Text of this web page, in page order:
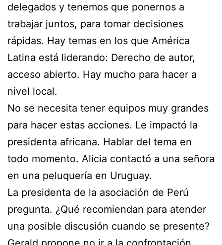
delegados y tenemos que ponernos a
trabajar juntos, para tomar decisiones
rápidas. Hay temas en los que América
Latina está liderando: Derecho de autor,
acceso abierto. Hay mucho para hacer a
nivel local.
No se necesita tener equipos muy grandes
para hacer estas acciones. Le impactó la
presidenta africana. Hablar del tema en
todo momento. Alicia contactó a una señora
en una peluquería en Uruguay.
La presidenta de la asociación de Perú
pregunta. ¿Qué recomiendan para atender
una posible discusión cuando se presente?